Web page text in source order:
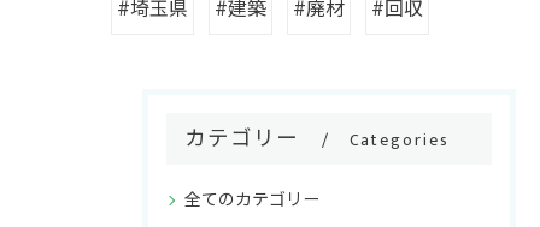
#埼玉県 #建築 #廃材 #回収
カテゴリー Categories
全てのカテゴリー